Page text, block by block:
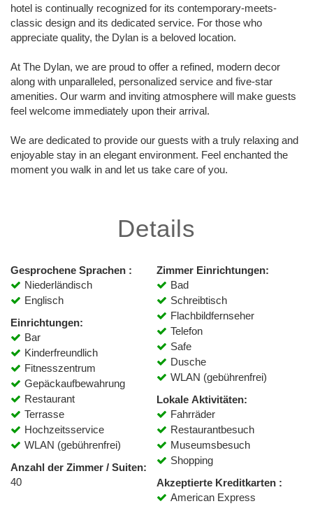
hotel is continually recognized for its contemporary-meets-
classic design and its dedicated service. For those who
appreciate quality, the Dylan is a beloved location.
At The Dylan, we are proud to offer a refined, modern decor
along with unparalleled, personalized service and five-star
amenities. Our warm and inviting atmosphere will make guests
feel welcome immediately upon their arrival.
We are dedicated to provide our guests with a truly relaxing and
enjoyable stay in an elegant environment. Feel enchanted the
moment you walk in and let us take care of you.
Details
Gesprochene Sprachen :
Niederländisch
Englisch
Einrichtungen:
Bar
Kinderfreundlich
Fitnesszentrum
Gepäckaufbewahrung
Restaurant
Terrasse
Hochzeitsservice
WLAN (gebührenfrei)
Anzahl der Zimmer / Suiten:
40
Zimmer Einrichtungen:
Bad
Schreibtisch
Flachbildfernseher
Telefon
Safe
Dusche
WLAN (gebührenfrei)
Lokale Aktivitäten:
Fahrräder
Restaurantbesuch
Museumsbesuch
Shopping
Akzeptierte Kreditkarten :
American Express